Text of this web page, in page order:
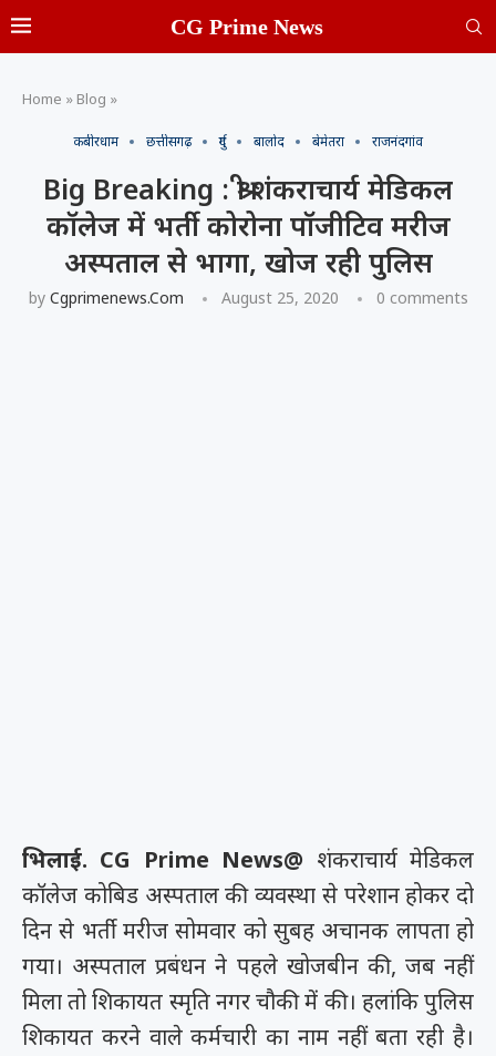
CG Prime News
Home » Blog »
कबीरधाम छत्तीसगढ़ दुर्ग बालोद बेमेतरा राजनंदगांव
Big Breaking : श्री शंकराचार्य मेडिकल
कॉलेज में भर्ती कोरोना पॉजीटिव मरीज
अस्पताल से भागा, खोज रही पुलिस
by Cgprimenews.com August 25, 2020 0 comments
भिलाई. CG Prime News@ शंकराचार्य मेडिकल
कॉलेज कोबिड अस्पताल की व्यवस्था से परेशान होकर दो
दिन से भर्ती मरीज सोमवार को सुबह अचानक लापता हो
गया। अस्पताल प्रबंधन ने पहले खोजबीन की, जब नहीं
मिला तो शिकायत स्मृति नगर चौकी में की। हलांकि पुलिस
शिकायत करने वाले कर्मचारी का नाम नहीं बता रही है।